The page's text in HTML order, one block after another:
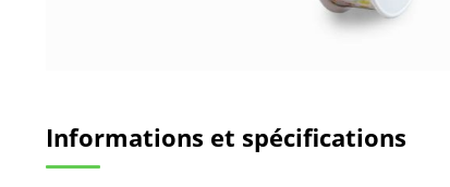
début
de
la
Informations et spécifications